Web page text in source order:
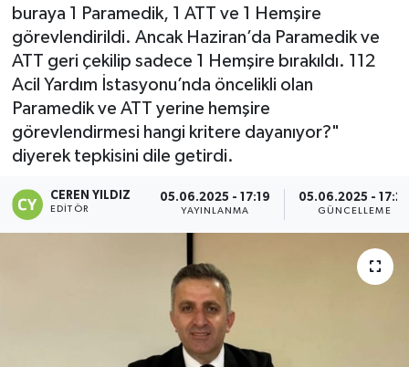
buraya 1 Paramedik, 1 ATT ve 1 Hemşire
görevlendirildi. Ancak Haziran’da Paramedik ve
ATT geri çekilip sadece 1 Hemşire bırakıldı. 112
Acil Yardım İstasyonu’nda öncelikli olan
Paramedik ve ATT yerine hemşire
görevlendirmesi hangi kritere dayanıyor?"
diyerek tepkisini dile getirdi.
CEREN YILDIZ
EDITÖR
05.06.2025 - 17:19
YAYINLANMA
05.06.2025 -
GÜNCELLEME